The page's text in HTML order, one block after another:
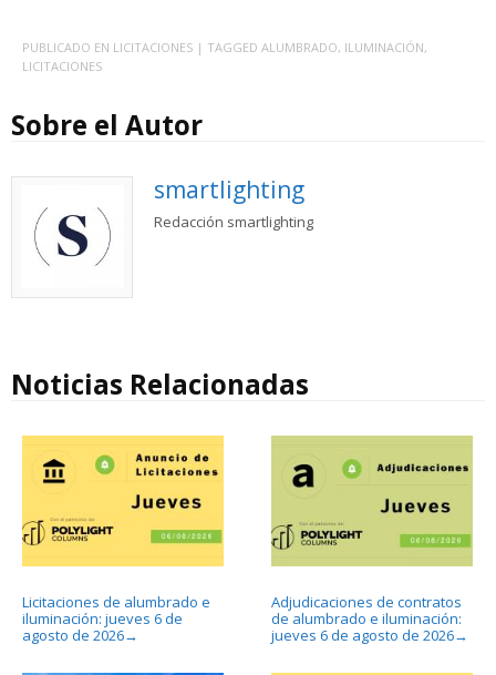
PUBLICADO EN LICITACIONES | TAGGED ALUMBRADO, ILUMINACIÓN,
LICITACIONES
Sobre el Autor
smartlighting
Redacción smartlighting
Noticias Relacionadas
Licitaciones de alumbrado e
iluminación: jueves 6 de
agosto de 2026→
Adjudicaciones de contratos
de alumbrado e iluminación:
jueves 6 de agosto de 2026→